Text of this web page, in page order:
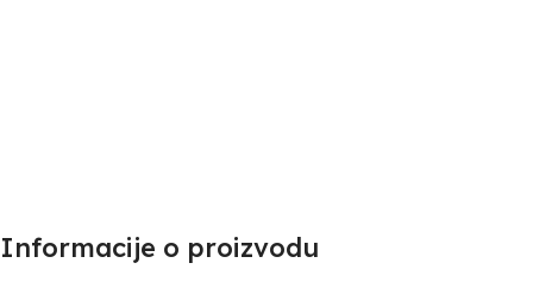
Informacije o proizvodu​